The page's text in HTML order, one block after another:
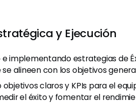
y Ejecución
e implementando estrategias de
alineen con los objetivos
claros y KPIs para el
el éxito y fomentar el